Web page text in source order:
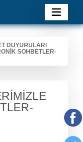
DUYURULARI
SOHBETLER-